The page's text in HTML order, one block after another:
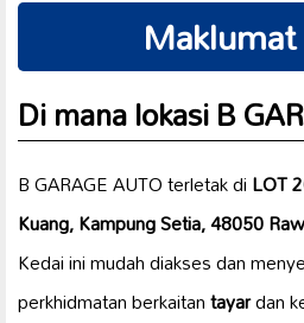
Di mana lokasi B
B GARAGE AUTO terletak diLOT
Kuang, Kampung Setia, 48050
Kedai ini mudah diakses dan
perkhidmatan berkaitantayardan